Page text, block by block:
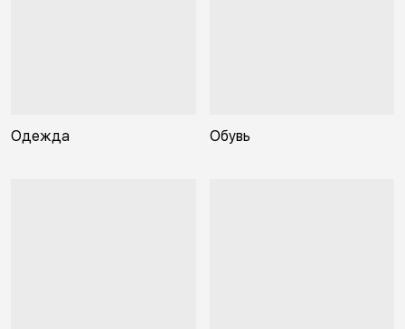
Одежда Обувь